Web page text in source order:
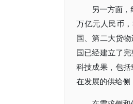
另一方面
万亿元人民币
国、第二大货
国已经建立了
科技成果，包
在发展的供给侧